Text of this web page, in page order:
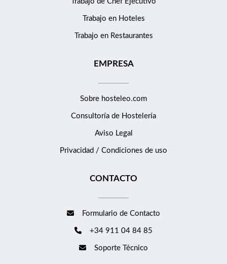
Trabajo en Hoteles
Trabajo en Restaurantes
EMPRESA
Sobre hosteleo.com
Consultoría de Hostelería
Aviso Legal
Privacidad / Condiciones de uso
CONTACTO
Formulario de Contacto
+34 911 04 84 85
Soporte Técnico